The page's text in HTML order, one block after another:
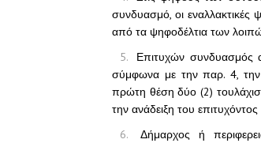
συνδυασμό, οι
από τα ψηφοδέλτια των
Επιτυχών συνδυασμός
σύμφωνα με την παρ. 4,
πρώτη θέση δύο (2)
την ανάδειξη του
Δήμαρχος ή